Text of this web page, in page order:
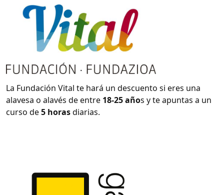
La Fundación Vital te hará un descuento si eres una
alavesa o alavés de entre 18-25 años y te apuntas a un
curso de5 horasdiarias.